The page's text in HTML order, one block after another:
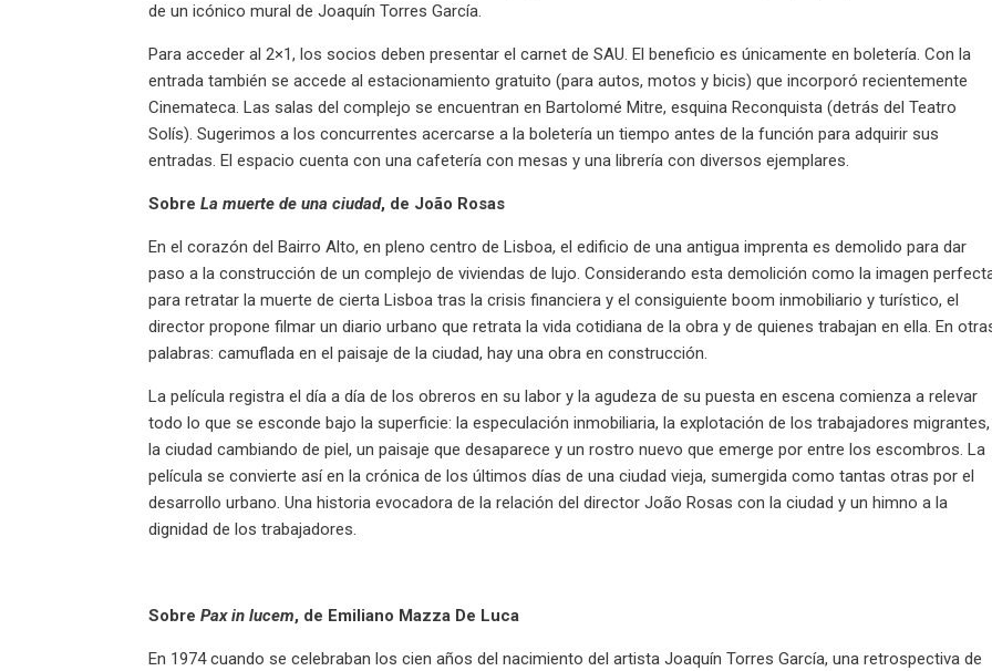
de un icónico mural de Joaquín Torres García.
Para acceder al 2×1, los socios deben presentar el carnet de SAU. El beneficio es únicamente en boletería. Con la
entrada también se accede al estacionamiento gratuito (para autos, motos y bicis) que incorporó recientemente
Cinemateca. Las salas del complejo se encuentran en Bartolomé Mitre, esquina Reconquista (detrás del Teatro
Solís). Sugerimos a los concurrentes acercarse a la boletería un tiempo antes de la función para adquirir sus
entradas. El espacio cuenta con una cafetería con mesas y una librería con diversos ejemplares.
SobreLa muerte de una ciudad, de João Rosas
En el corazón del Bairro Alto, en pleno centro de Lisboa, el edificio de una antigua imprenta es demolido para dar
paso a la construcción de un complejo de viviendas de lujo. Considerando esta demolición como la imagen
para retratar la muerte de cierta Lisboa tras la crisis financiera y el consiguiente boom inmobiliario y turístico, el
director propone filmar un diario urbano que retrata la vida cotidiana de la obra y de quienes trabajan en ella. En
palabras: camuflada en el paisaje de la ciudad, hay una obra en construcción.
La película registra el día a día de los obreros en su labor y la agudeza de su puesta en escena comienza a relevar
todo lo que se esconde bajo la superficie: la especulación inmobiliaria, la explotación de los trabajadores migrantes,
la ciudad cambiando de piel, un paisaje que desaparece y un rostro nuevo que emerge por entre los escombros. La
película se convierte así en la crónica de los últimos días de una ciudad vieja, sumergida como tantas otras por el
desarrollo urbano. Una historia evocadora de la relación del director João Rosas con la ciudad y un himno a la
dignidad de los trabajadores.
SobrePax in lucem, de Emiliano Mazza De Luca
En 1974 cuando se celebraban los cien años del nacimiento del artista Joaquín Torres García, una retrospectiva de